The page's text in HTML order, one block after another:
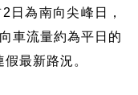
日為南向尖峰日，
車流量約為平日的
最新路況。